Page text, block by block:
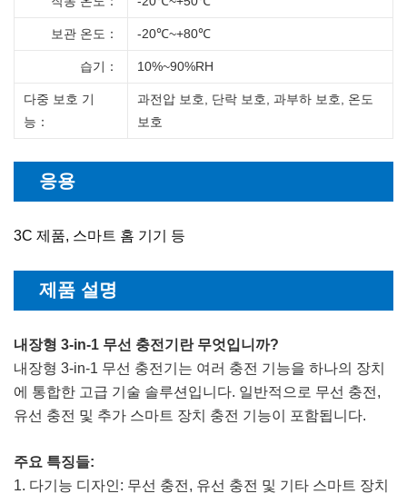
보관 온도 ： -20℃~+80℃
습기 ： 10%~90%RH
다중 보호 기
능 ：
과전압 보호, 단락 보호, 과부하 보호, 온도
보호
응용
3C 제품, 스마트 홈 기기 등
제품 설명
내장형 3-in-1 무선 충전기란 무엇입니까?
내장형 3-in-1 무선 충전기는 여러 충전 기능을 하나의 장치
에 통합한 고급 기술 솔루션입니다. 일반적으로 무선 충전,
유선 충전 및 추가 스마트 장치 충전 기능이 포함됩니다.
주요 특징들:
1. 다기능 디자인: 무선 충전, 유선 충전 및 기타 스마트 장치